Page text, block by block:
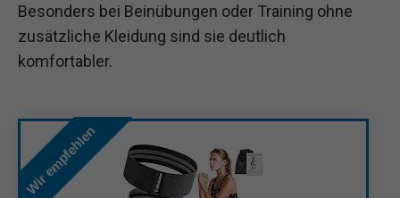
Besonders bei Beinübungen oder Training ohne
zusätzliche Kleidung sind sie deutlich
komfortabler.
Wir empfehlen